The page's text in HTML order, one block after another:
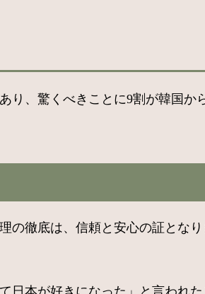
、驚くべきことに9割が韓国
徹底は、信頼と安心の証とな